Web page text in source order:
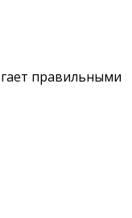
правильными